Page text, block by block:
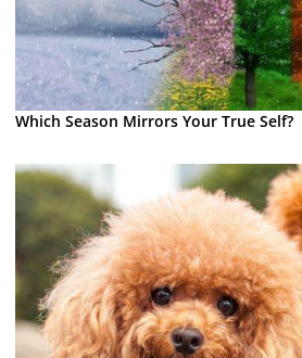
Which Season Mirrors Your True Self?